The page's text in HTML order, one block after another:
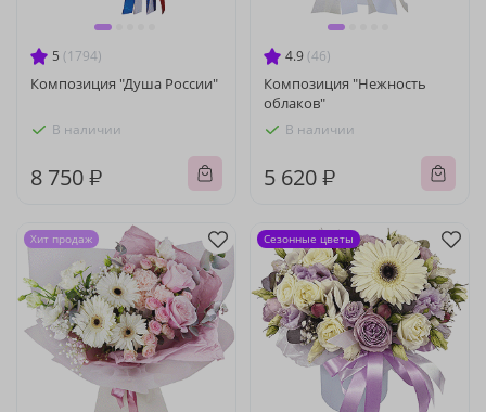
5 (1794)
Композиция "Душа России"
В наличии
8 750 ₽
4.9 (46)
Композиция "Нежность
облаков"
В наличии
5 620 ₽
Хит продаж Сезонные цветы